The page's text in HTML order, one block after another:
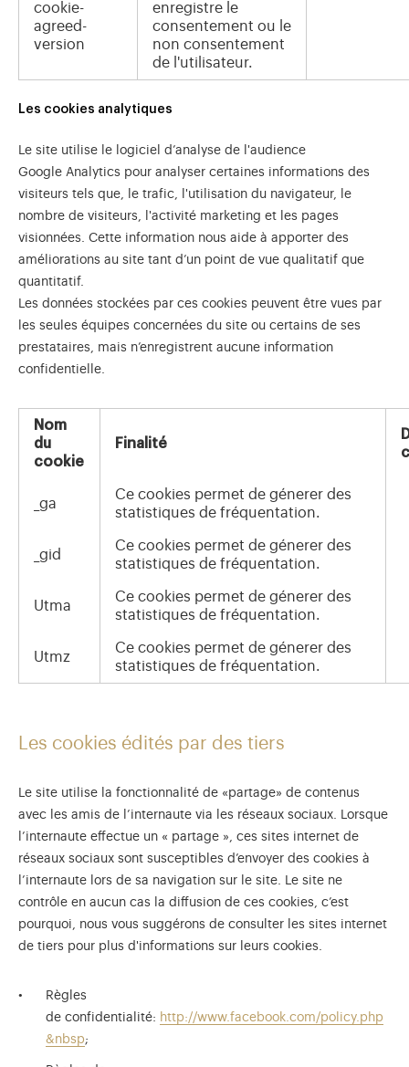
cookie-
agreed-
version
enregistre le
consentement ou le
non consentement
de l'utilisateur.
Les cookies analytiques
Le site utilise le logiciel d’analyse de l'audience
Google Analytics pour analyser certaines informations des
visiteurs tels que, le trafic, l'utilisation du navigateur, le
nombre de visiteurs, l'activité marketing et les pages
visionnées. Cette information nous aide à apporter des
améliorations au site tant d’un point de vue qualitatif que
quantitatif.
Les données stockées par ces cookies peuvent être vues par
les seules équipes concernées du site ou certains de ses
prestataires, mais n’enregistrent aucune information
confidentielle.
Nom
du
cookie
Finalité
_ga
Ce cookies permet de génerer des
statistiques de fréquentation.
_gid
Ce cookies permet de génerer des
statistiques de fréquentation.
Utma
Ce cookies permet de génerer des
statistiques de fréquentation.
Utmz
Ce cookies permet de génerer des
statistiques de fréquentation.
Les cookies édités par des tiers
Le site utilise la fonctionnalité de «partage» de contenus
avec les amis de l’internaute via les réseaux sociaux. Lorsque
l’internaute effectue un « partage », ces sites internet de
réseaux sociaux sont susceptibles d’envoyer des cookies à
l’internaute lors de sa navigation sur le site. Le site ne
contrôle en aucun cas la diffusion de ces cookies, c’est
pourquoi, nous vous suggérons de consulter les sites internet
de tiers pour plus d'informations sur leurs cookies.
Règles
de confidentialité: http://www.facebook.com/policy.php
&nbsp;